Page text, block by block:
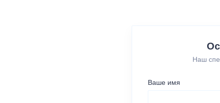
Наш
Ваше имя